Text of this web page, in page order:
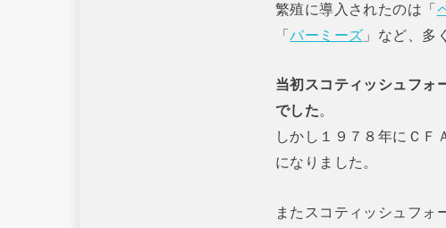
繁殖に導入されたのは「
「バーミーズ 」など、多
当初スコティッシュフォ
でした。
しかし１９７８年にＣＦ
になりました。
またスコティッシュフォ